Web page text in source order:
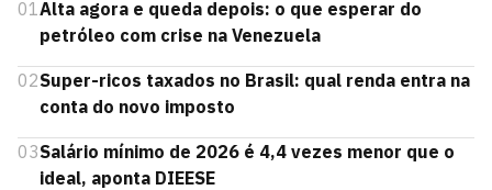
01Alta agora e queda depois: o que esperar do
petróleo com crise na Venezuela
02Super-ricos taxados no Brasil: qual renda entra na
conta do novo imposto
03Salário mínimo de 2026 é 4,4 vezes menor que o
ideal, aponta DIEESE